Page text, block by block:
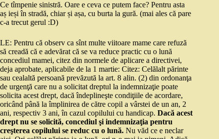
Ce tîmpenie sinistră. Oare e ceva ce putem face? Pentru asta
aș ieși în stradă, chiar și așa, cu burta la gură. (mai ales că pare
c-a trecut gerul :D)
LE: Pentru că observ ca sînt multe viitoare mame care refuză
să creadă că e adevărat că se va reduce practic cu o lună
concediul mamei, citez din normele de aplicare a directivei,
deja aprobate, aplicabile de la 1 martie: Citez: Celălalt părinte
sau cealaltă persoană prevăzută la art. 8 alin. (2) din ordonanţa
de urgenţă care nu a solicitat dreptul la indemnizaţie poate
solicita acest drept, dacă îndeplineşte condiţiile de acordare,
oricând până la împlinirea de către copil a vârstei de un an, 2
ani, respectiv 3 ani, în cazul copilului cu handicap. Dacă acest
drept nu se solicită, concediul şi indemnizaţia pentru
creşterea copilului se reduc cu o lună. Nu văd ce e neclar